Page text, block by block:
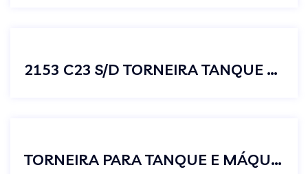
2153 C23 S/D TORNEIRA TANQUE MAQUINA LAVAR
TORNEIRA PARA TANQUE E MÁQUINA DE LAVAR TRÊS SAÍDAS C38